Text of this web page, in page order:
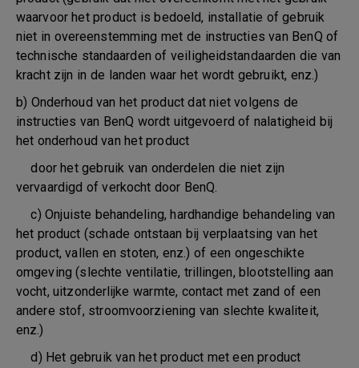
waarvoor het product is bedoeld, installatie of gebruik
niet in overeenstemming met de instructies van BenQ of
technische standaarden of veiligheidstandaarden die van
kracht zijn in de landen waar het wordt gebruikt, enz.)
b) Onderhoud van het product dat niet volgens de
instructies van BenQ wordt uitgevoerd of nalatigheid bij
het onderhoud van het product
door het gebruik van onderdelen die niet zijn
vervaardigd of verkocht door BenQ.
c) Onjuiste behandeling, hardhandige behandeling van
het product (schade ontstaan bij verplaatsing van het
product, vallen en stoten, enz.) of een ongeschikte
omgeving (slechte ventilatie, trillingen, blootstelling aan
vocht, uitzonderlijke warmte, contact met zand of een
andere stof, stroomvoorziening van slechte kwaliteit,
enz.)
d) Het gebruik van het product met een product